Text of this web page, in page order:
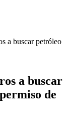
a buscar petróleo
a buscar
de